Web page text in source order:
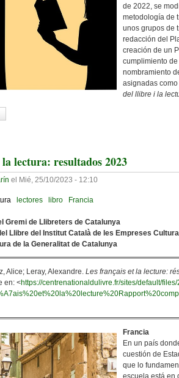
de 2022, se
metodología de
unos grupos de
redacción del
creación de un
cumplimiento
nombramiento
asignadas
del llibre i la
Nacional Del Llibre I La Lectura», Un Plan Amplio Y
lectura: resultados 2023
el Mié, 25/10/2023 - 12:10
lectores libro
Francia
Gremi de Llibreters de Catalunya
Llibre del Institut Català de les Empreses
de la Generalitat de Catalunya
Alice; Leray, Alexandre. Les français et la lecture:
en: <https://centrenationaldulivre.fr/sites/default/
Francia
En un país
cuestión de
que lo
escuela está en